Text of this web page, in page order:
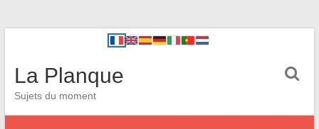
La Planque
Sujets du moment